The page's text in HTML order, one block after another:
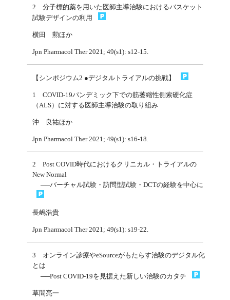
2 分子標的薬を用いた医師主導治験におけるバスケット
試験デザインの利用
横田 勲ほか
Jpn Pharmacol Ther 2021; 49(s1): s12-15.
【シンポジウム2 ●デジタルトライアルの挑戦】
1 COVID-19パンデミック下での筋萎縮性側索硬化症
（ALS）に対する医師主導治験の取り組み
沖 良祐ほか
Jpn Pharmacol Ther 2021; 49(s1): s16-18.
2 Post COVID時代におけるクリニカル・トライアルの
New Normal
──バーチャル試験・訪問型試験・DCTの経験を中心に
長嶋浩貴
Jpn Pharmacol Ther 2021; 49(s1): s19-22.
3 オンライン診療やeSourceがもたらす治験のデジタル化
とは
──Post COVID-19を見据えた新しい治験のカタチ
草間亮一